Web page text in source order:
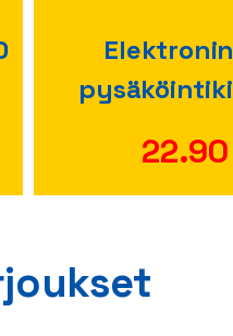
22.90